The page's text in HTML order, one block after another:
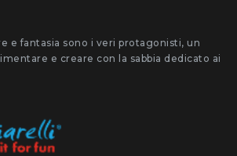
e fantasia sono i veri protagonisti, un
e creare con la sabbia dedicato ai